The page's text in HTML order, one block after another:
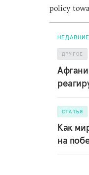
policy
ДРУГОЕ
СТАТЬЯ
Как
на